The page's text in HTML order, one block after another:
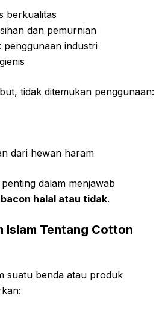
berkualitas
dan pemurnian
penggunaan industri
tidak ditemukan penggunaan:
dari hewan haram
dalam menjawab
halal atau tidak.
Islam Tentang Cotton
suatu benda atau produk